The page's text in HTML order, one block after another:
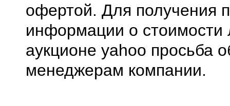
офертой. Для получения
информации о стоимости
аукционе yahoo просьба
менеджерам компании.